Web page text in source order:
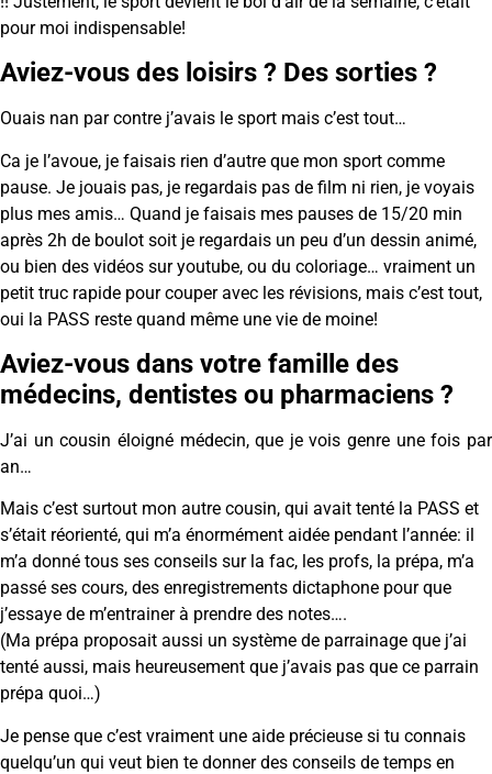
pour moi indispensable!
Aviez-vous des loisirs ? Des sorties ?
Ouais nan par contre j’avais le sport mais c’est tout…
Ca je l’avoue, je faisais rien d’autre que mon sport comme
pause. Je jouais pas, je regardais pas de film ni rien, je voyais
plus mes amis… Quand je faisais mes pauses de 15/20 min
après 2h de boulot soit je regardais un peu d’un dessin animé,
ou bien des vidéos sur youtube, ou du coloriage… vraiment un
petit truc rapide pour couper avec les révisions, mais c’est tout,
oui la PASS reste quand même une vie de moine!
Aviez-vous dans votre famille des
médecins, dentistes ou pharmaciens ?
J’ai un cousin éloigné médecin, que je vois genre une fois par
an…
Mais c’est surtout mon autre cousin, qui avait tenté la PASS et
s’était réorienté, qui m’a énormément aidée pendant l’année: il
m’a donné tous ses conseils sur la fac, les profs, la prépa, m’a
passé ses cours, des enregistrements dictaphone pour que
j’essaye de m’entrainer à prendre des notes….
(Ma prépa proposait aussi un système de parrainage que j’ai
tenté aussi, mais heureusement que j’avais pas que ce parrain
prépa quoi…)
Je pense que c’est vraiment une aide précieuse si tu connais
quelqu’un qui veut bien te donner des conseils de temps en